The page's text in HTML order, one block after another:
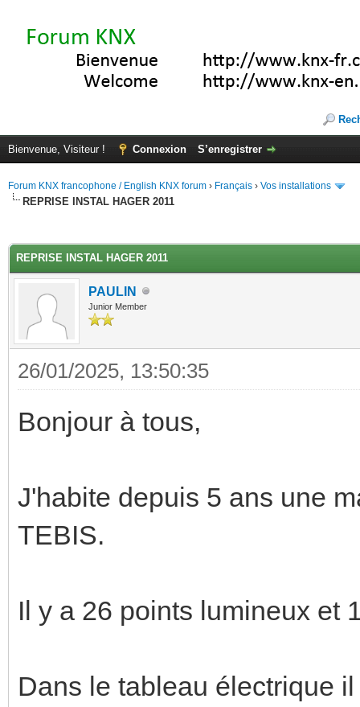
Bienvenue, Visiteur ! Connexion S’enregistrer
Forum KNX francophone / English KNX forum › Français › Vos installations
REPRISE INSTAL HAGER 2011
REPRISE INSTAL HAGER 2011
PAULIN
Junior Member
26/01/2025, 13:50:35
Bonjour à tous,
J'habite depuis 5 ans une
TEBIS.
Il y a 26 points lumineux et
Dans le tableau électrique